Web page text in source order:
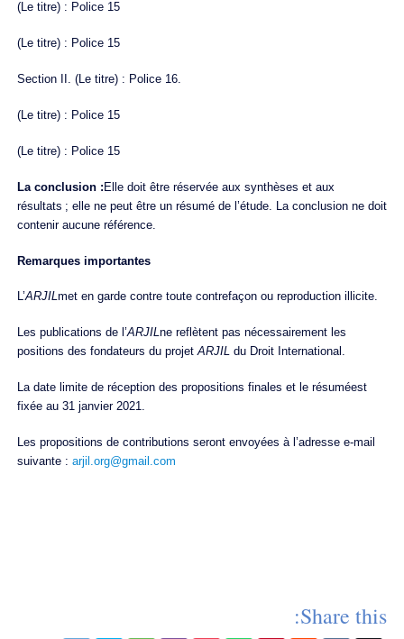
(Le titre) : Police 15
(Le titre) : Police 15
Section II. (Le titre) : Police 16.
(Le titre) : Police 15
(Le titre) : Police 15
La conclusion : Elle doit être réservée aux synthèses et aux
résultats ; elle ne peut être un résumé de l’étude. La conclusion ne doit
contenir aucune référence.
Remarques importantes
L’ARJILmet en garde contre toute contrefaçon ou reproduction illicite.
Les publications de l’ARJILne reflètent pas nécessairement les
positions des fondateurs du projetARJILdu Droit International.
La date limite de réception des propositions finales et le résuméest
fixée au 31 janvier 2021.
Les propositions de contributions seront envoyées à l’adresse e-mail
suivante : arjil.org@gmail.com
Share this: